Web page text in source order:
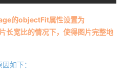
的objectFit属性设置为
宽比的情况下，使得图片完整地
如下：